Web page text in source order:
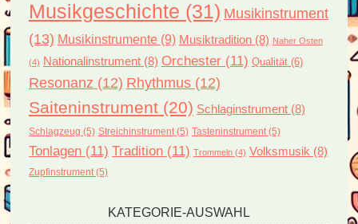
Musikgeschichte (31) Musikinstrument
(13) Musikinstrumente(9) Musiktradition(8) Naher Osten
(4) Nationalinstrument(8) Orchester(11) Qualität(6)
Resonanz (12) Rhythmus(12)
Saiteninstrument(20) Schlaginstrument(8)
Schlagzeug (5) Streichinstrument(5) Tasteninstrument(5)
Tonlagen(11) Tradition(11) Trommeln(4) Volksmusik(8)
Zupfinstrument(5)
KATEGORIE-AUSWAHL